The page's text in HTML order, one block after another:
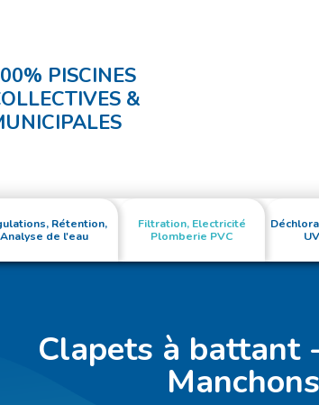
PISCINES
&
Rétention,
Analyse de l'eau
Filtration, Electricité
Plomberie PVC
Clapets à battant